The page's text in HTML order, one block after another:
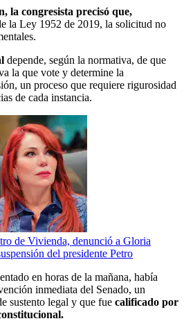
la congresista precisó que,
la Ley 1952 de 2019, la solicitud no
depende, según la normativa, de que
la que vote y determine la
un proceso que requiere rigurosidad
de cada instancia.
de Vivienda, denunció a Gloria
del presidente Petro
en horas de la mañana, había
inmediata del Senado, un
sustento legal y que fue calificado por